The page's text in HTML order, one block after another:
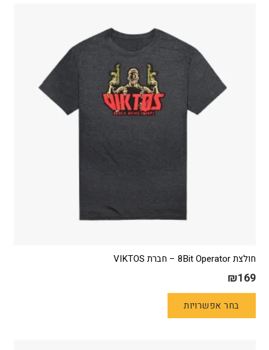
ניתן
לבחור
את
האפשרויות
בעמוד
המוצר
חולצת 8Bit Operator – חברת VIKTOS
₪169
בחר אפשרויות